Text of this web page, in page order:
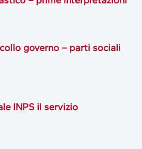
governo – parti sociali
INPS il servizio